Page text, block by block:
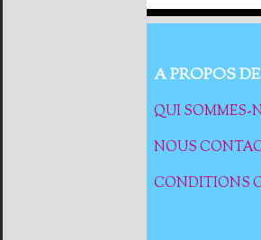
A PROPOS
QUI SOMMES-
NOUS
CONDITIONS